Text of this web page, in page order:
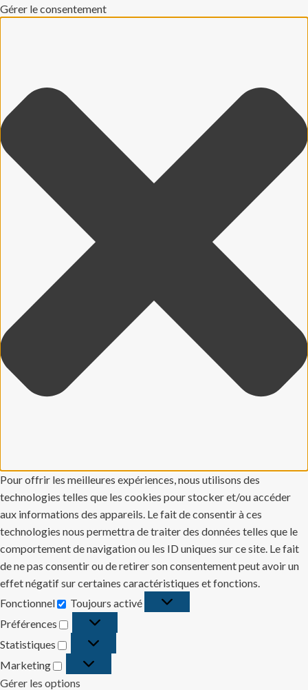
Gérer le consentement
Pour offrir les meilleures expériences, nous utilisons des
technologies telles que les cookies pour stocker et/ou accéder
aux informations des appareils. Le fait de consentir à ces
technologies nous permettra de traiter des données telles que le
comportement de navigation ou les ID uniques sur ce site. Le fait
de ne pas consentir ou de retirer son consentement peut avoir un
effet négatif sur certaines caractéristiques et fonctions.
Fonctionnel
Fonctionnel
Toujours activé
Préférences
Préférences
Statistiques
Statistiques
Marketing
Marketing
Gérer les options